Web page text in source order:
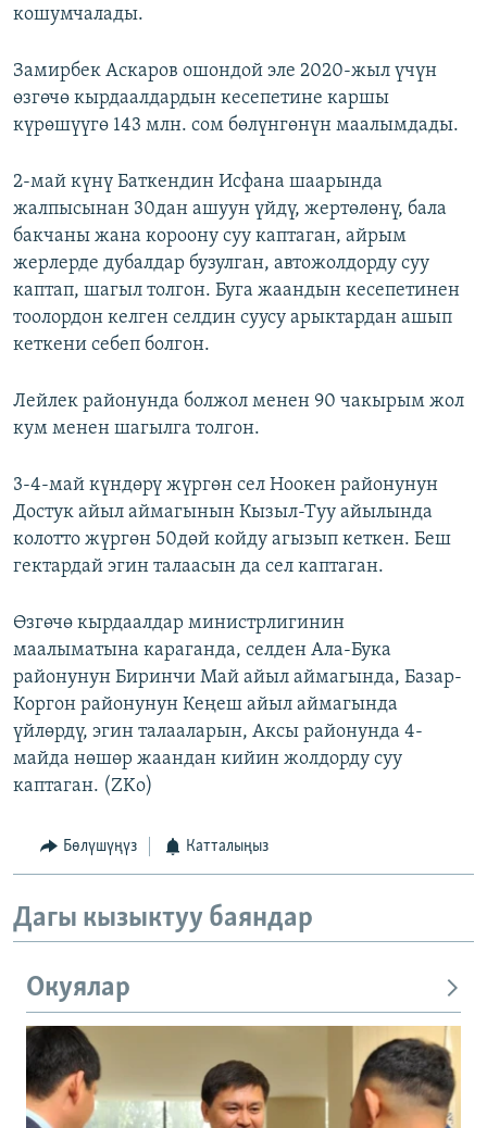
кошумчалады.
Замирбек Аскаров ошондой эле 2020-жыл үчүн
өзгөчө кырдаалдардын кесепетине каршы
күрөшүүгө 143 млн. сом бөлүнгөнүн маалымдады.
2-май күнү Баткендин Исфана шаарында
жалпысынан 30дан ашуун үйдү, жертөлөнү, бала
бакчаны жана короону суу каптаган, айрым
жерлерде дубалдар бузулган, автожолдорду суу
каптап, шагыл толгон. Буга жаандын кесепетинен
тоолордон келген селдин суусу арыктардан ашып
кеткени себеп болгон.
Лейлек районунда болжол менен 90 чакырым жол
кум менен шагылга толгон.
3-4-май күндөрү жүргөн сел Ноокен районунун
Достук айыл аймагынын Кызыл-Туу айылында
колотто жүргөн 50дөй койду агызып кеткен. Беш
гектардай эгин талаасын да сел каптаган.
Өзгөчө кырдаалдар министрлигинин
маалыматына караганда, селден Ала-Бука
районунун Биринчи Май айыл аймагында, Базар-
Коргон районунун Кеңеш айыл аймагында
үйлөрдү, эгин талааларын, Аксы районунда 4-
майда нөшөр жаандан кийин жолдорду суу
каптаган. (ZKo)
Бөлүшүңүз Катталыңыз
Дагы кызыктуу баяндар
Окуялар